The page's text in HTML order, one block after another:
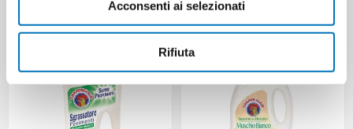
Acconsenti ai selezionati
Rifiuta